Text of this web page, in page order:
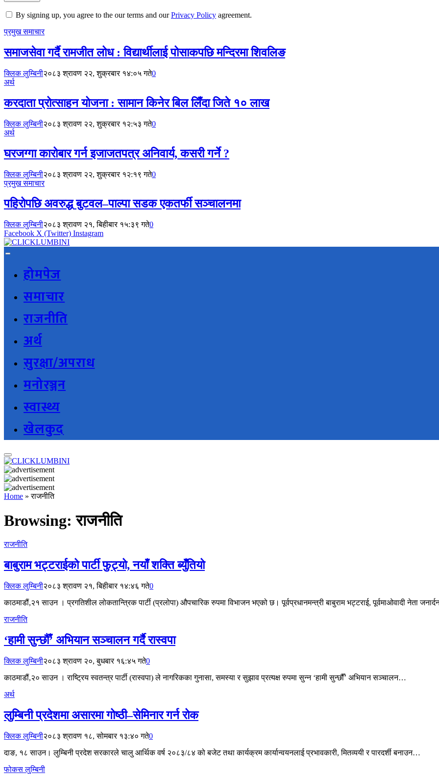
By signing up, you agree to the our terms and ourPrivacy Policy agreement.
प्रमुख समाचार
समाजसेवा गर्दै रामजीत लोध : विद्यार्थीलाई पोसाकपछि मन्दिरमा शिवलिङ
क्लिक लुम्बिनी२०८३ श्रावण २२, शुक्रबार १४:०५ गते0
अर्थ
करदाता प्रोत्साहन योजना : सामान किनेर बिल लिँदा जिते १० लाख
क्लिक लुम्बिनी२०८३ श्रावण २२, शुक्रबार १२:५३ गते0
अर्थ
घरजग्गा कारोबार गर्न इजाजतपत्र अनिवार्य, कसरी गर्ने ?
क्लिक लुम्बिनी२०८३ श्रावण २२, शुक्रबार १२:१९ गते0
प्रमुख समाचार
पहिरोपछि अवरुद्ध बुटवल–पाल्पा सडक एकतर्फी सञ्चालनमा
क्लिक लुम्बिनी२०८३ श्रावण २१, बिहीबार १५:३९ गते0
Facebook X (Twitter) Instagram
होमपेज
समाचार
राजनीति
अर्थ
सुरक्षा/अपराध
मनोरञ्जन
स्वास्थ्य
खेलकुद
Home »राजनीति
Browsing:राजनीति
राजनीति
बाबुराम भट्टराईको पार्टी फुट्यो, नयाँ शक्ति ब्युँतियो
क्लिक लुम्बिनी२०८३ श्रावण २१, बिहीबार १४:४६ गते0
काठमाडौं,२१ साउन । प्रगतिशील लोकतान्त्रिक पार्टी (प्रलोपा) औपचारिक रुपमा विभाजन भएको छ। पूर्वप्रधानमन्त्री बाबुराम भट्टराई, पूर्वमाओवादी नेता
राजनीति
‘हामी सुन्छौँ’ अभियान सञ्चालन गर्दै रास्वपा
क्लिक लुम्बिनी२०८३ श्रावण २०, बुधबार १६:४५ गते0
काठमाडौं,२० साउन । राष्ट्रिय स्वतन्त्र पार्टी (रास्वपा) ले नागरिकका गुनासा, समस्या र सुझाव प्रत्यक्ष रुपमा सुन्न ‘हामी सुन्छौँ’ अभियान सञ्चालन…
अर्थ
लुम्बिनी प्रदेशमा असारमा गोष्ठी–सेमिनार गर्न रोक
क्लिक लुम्बिनी२०८३ श्रावण १८, सोमबार १३:४० गते0
दाङ, १८ साउन। लुम्बिनी प्रदेश सरकारले चालु आर्थिक वर्ष २०८३/८४ को बजेट तथा कार्यक्रम कार्यान्वयनलाई प्रभावकारी, मितव्ययी र पारदर्शी बनाउन…
फोकस लुम्बिनी